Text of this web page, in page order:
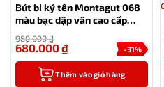
Bút bi ký tên Montagut 068
màu bạc dập vân cao cấp
980.000₫
-31%
680.000₫
Thêm vào giỏ hàng